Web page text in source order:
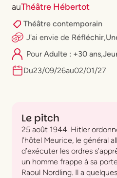
auThéâtre Hébertot
Théâtre contemporain
J'ai envie de Réfléchir,
PourAdulte : +30 ans,
Du23/09/26au02/01/27
Le pitch
25 août 1944. Hitler
l’hôtel Meurice, le général
d’exécuter les ordres
un homme frappe à sa
Raoul Nordling. Il a